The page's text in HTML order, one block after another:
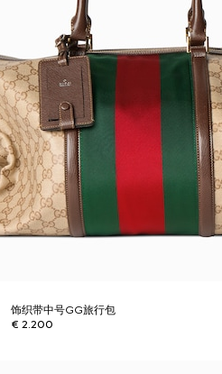
饰织带中号GG旅行包
€ 2.200